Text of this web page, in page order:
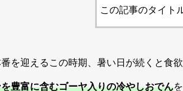
この記事のタイト
を迎えるこの時期、暑い日が続くと食
豊富に含むゴーヤ入りの冷やしおでん